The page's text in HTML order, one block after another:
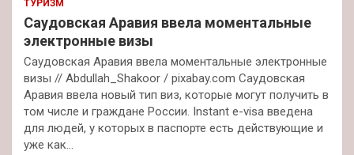
ТУРИЗМ
Саудовская Аравия ввела моментальные
электронные визы
Саудовская Аравия ввела моментальные электронные
визы // Abdullah_Shakoor / pixabay.com Саудовская
Аравия ввела новый тип виз, которые могут получить в
том числе и граждане России. Instant e-visa введена
для людей, у которых в паспорте есть действующие и
уже как…